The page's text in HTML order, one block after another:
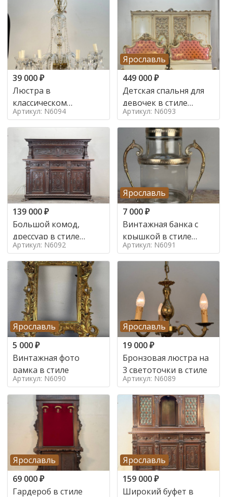
39 000₽
Люстра в
классическом
итальянском стиле на
10 ламп. в стиле
Артикул: N6094
Ярославль
449 000₽
Детская спальня для
девочек в стиле
итальянского барокко
в стиле
Артикул: N6093
139 000₽
Большой комод,
дрессуар в стиле
ренессанс,
Артикул: N6092
Ярославль
7 000₽
Винтажная банка с
крышкой в стиле
Италия,
Артикул: N6091
Ярославль
5 000₽
Винтажная фото
рамка в стиле
Артикул: N6090
Ярославль
19 000₽
Бронзовая люстра на
3 светоточки в стиле
Артикул: N6089
Ярославль
69 000₽
Гардероб в стиле
Ярославль
159 000₽
Широкий буфет в